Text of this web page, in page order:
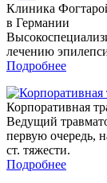
Клиника
в Германии
лечению
Подробнее
Корпоративная
Ведущий
первую очередь,
ст. тяжести.
Подробнее